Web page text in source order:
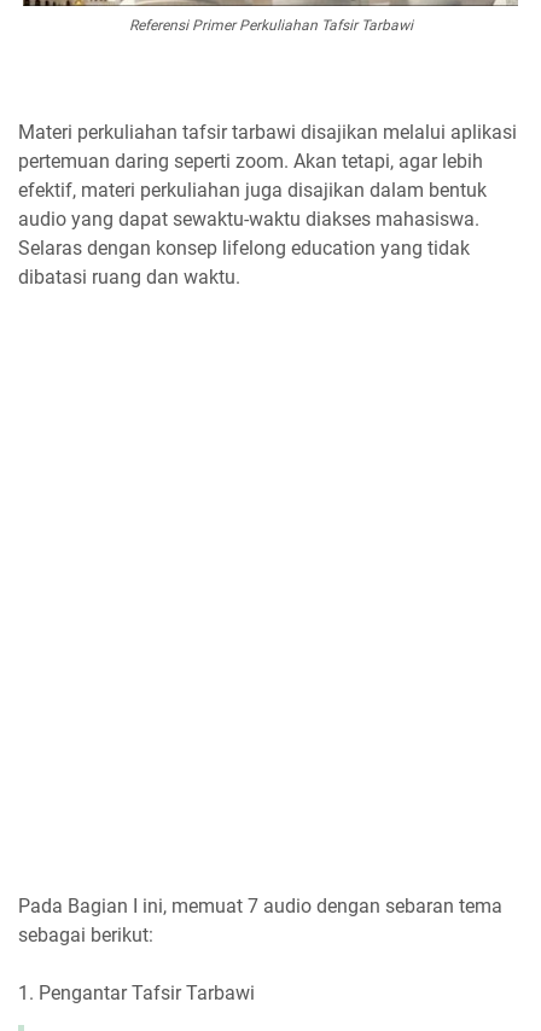
Referensi Primer Perkuliahan Tafsir Tarbawi
Materi perkuliahan tafsir tarbawi disajikan melalui aplikasi
pertemuan daring seperti zoom. Akan tetapi, agar lebih
efektif, materi perkuliahan juga disajikan dalam bentuk
audio yang dapat sewaktu-waktu diakses mahasiswa.
Selaras dengan konsep lifelong education yang tidak
dibatasi ruang dan waktu.
Pada Bagian I ini, memuat 7 audio dengan sebaran tema
sebagai berikut:
1. Pengantar Tafsir Tarbawi